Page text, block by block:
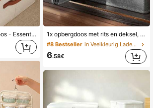
Opvouwbare opbergdoos - Essentiële opbergdoos voor thuis met dubbelzijdige rits, duurzaam en ruim, met handvat voor eenvoudig dragen, opbergdoos voor kleding, opbergruimte onder het bed 1x opbergdoos met rits en deksel, krasbestendig, grote inhoud, opvouwbaar. Geschikt voor kleding, dekens, speelgoed, boeken - draagbaar, mode voor vrouwen, onder het bed.
#8 Bestseller in Veelkleurig Lade-organizers
6.58€